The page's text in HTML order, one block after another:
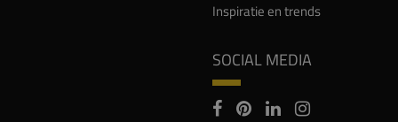
Inspiratie en trends
SOCIAL MEDIA